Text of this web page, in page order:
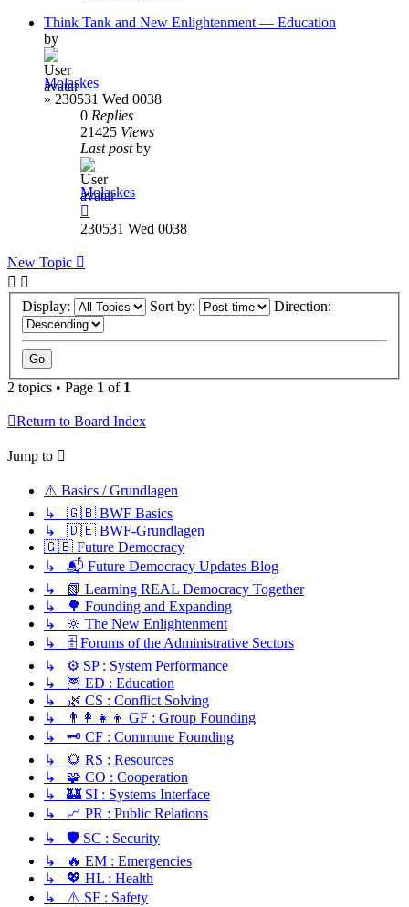
Think Tank and New Enlightenment — Education
by
Molaskes
» 230531 Wed 0038
0 Replies
21425 Views
Last postby
Molaskes
230531 Wed 0038
New Topic
Display: Sort by: Direction:
2 topics • Page 1 of 1
Return to Board Index
Jump to
⚠️ Basics / Grundlagen
↳ 🇬🇧 BWF Basics
↳ 🇩🇪 BWF-Grundlagen
🇬🇧 Future Democracy
↳ 📬 Future Democracy Updates Blog
↳ 📗 Learning REAL Democracy Together
↳ 🌳 Founding and Expanding
↳ 🔆 The New Enlightenment
↳ 🗄️ Forums of the Administrative Sectors
↳ ⚙️ SP : System Performance
↳ 🦉 ED : Education
↳ 🌿 CS : Conflict Solving
↳ 👨‍👩‍👧‍👦 GF : Group Founding
↳ 🗝️ CF : Commune Founding
↳ 🌻 RS : Resources
↳ 🧩 CO : Cooperation
↳ 🏰 SI : Systems Interface
↳ 📈 PR : Public Relations
↳ 🛡️ SC : Security
↳ 🔥 EM : Emergencies
↳ 💖 HL : Health
↳ ⚠️ SF : Safety